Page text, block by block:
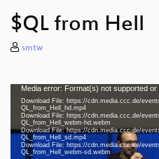
$QL from Hell
smtw
Video
Player
Media error: Format(s) not supported
Download File: https://cdn.media.ccc.de/
QL_from_Hell_hd.mp4
Download File: https://cdn.media.ccc.de/
QL_from_Hell_webm-hd.webm
Download File: https://cdn.media.ccc.de/
QL_from_Hell_sd.mp4
Download File: https://cdn.media.ccc.de/
QL_from_Hell_webm-sd.webm